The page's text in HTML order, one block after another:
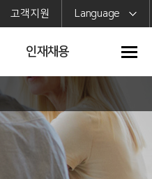
고객지원 Language
인재채용